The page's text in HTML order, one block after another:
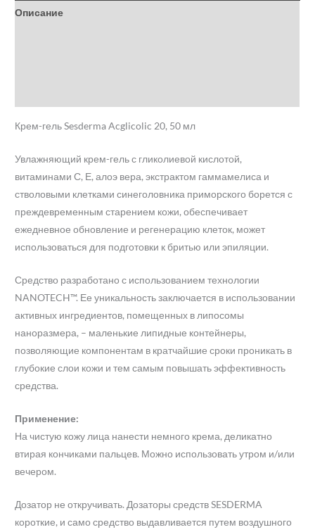
Описание
Крем-гель Sesderma Acglicolic 20, 50 мл
Увлажняющий крем-гель с гликолиевой кислотой,
витаминами С, Е, алоэ вера, экстрактом гаммамелиса и
стволовыми клетками синеголовника приморского борется с
преждевременным старением кожи, обеспечивает
ежедневное обновление и регенерацию клеток, может
использоваться для подготовки к бритью или эпиляции.
Средство разработано с использованием технологии
NANOTECH™. Ее уникальность заключается в использовании
активных ингредиентов, помещенных в липосомы
наноразмера, – маленькие липидные контейнеры,
позволяющие компонентам в кратчайшие сроки проникать в
глубокие слои кожи и тем самым повышать эффективность
средства.
Применение:
На чистую кожу лица нанести немного крема, деликатно
втирая кончиками пальцев. Можно использовать утром и/или
вечером.
Дозатор не откручивать. Дозаторы средств SESDERMA
короткие, и само средство выдавливается путем воздушного